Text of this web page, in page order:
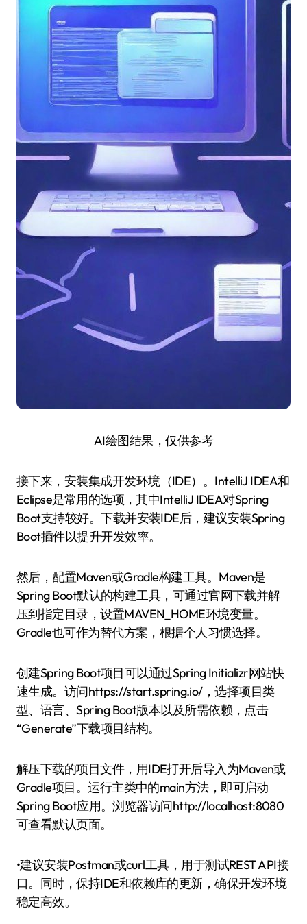
AI绘图结果，仅供参考
接下来，安装集成开发环境（IDE）。IntelliJ IDEA和
Eclipse是常用的选项，其中IntelliJ IDEA对Spring
Boot支持较好。下载并安装IDE后，建议安装Spring
Boot插件以提升开发效率。
然后，配置Maven或Gradle构建工具。Maven是
Spring Boot默认的构建工具，可通过官网下载并解
压到指定目录，设置MAVEN_HOME环境变量。
Gradle也可作为替代方案，根据个人习惯选择。
创建Spring Boot项目可以通过Spring Initializr网站快
速生成。访问https://start.spring.io/，选择项目类
型、语言、Spring Boot版本以及所需依赖，点击
“Generate”下载项目结构。
解压下载的项目文件，用IDE打开后导入为Maven或
Gradle项目。运行主类中的main方法，即可启动
Spring Boot应用。浏览器访问http://localhost:8080
可查看默认页面。
•建议安装Postman或curl工具，用于测试REST API接
口。同时，保持IDE和依赖库的更新，确保开发环境
稳定高效。